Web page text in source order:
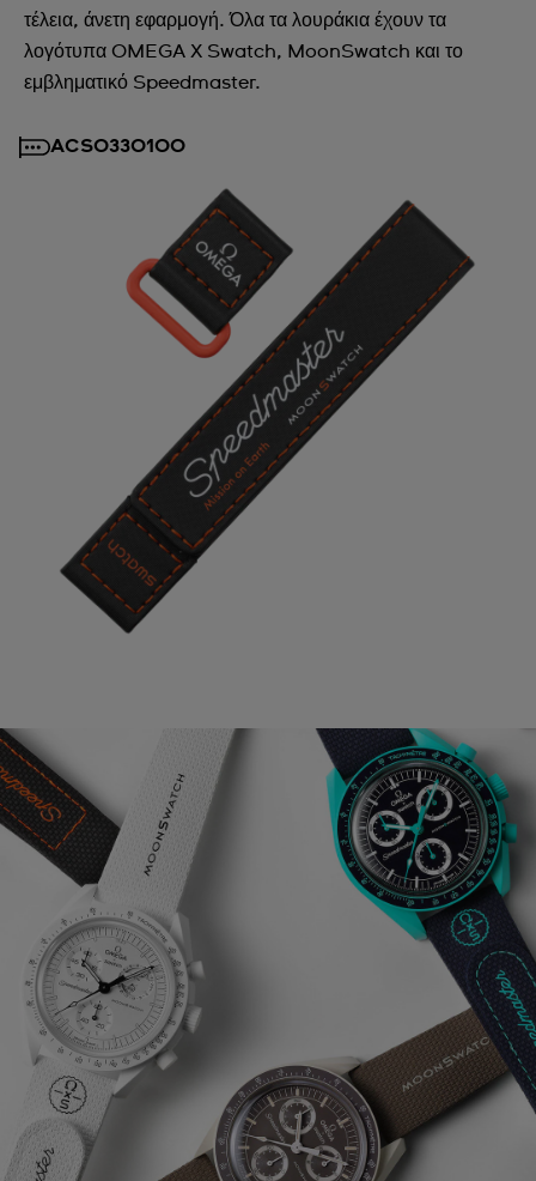
τέλεια, άνετη εφαρμογή. Όλα τα λουράκια έχουν τα
λογότυπα OMEGA X Swatch, MoonSwatch και το
εμβληματικό Speedmaster.
ACSO33O100